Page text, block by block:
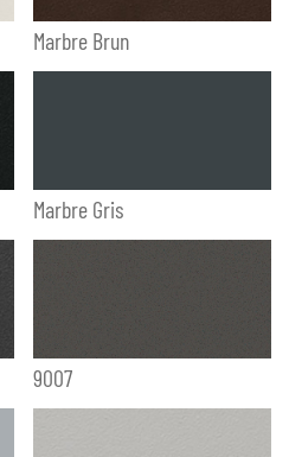
Marbre Brun
Marbre Gris
9007